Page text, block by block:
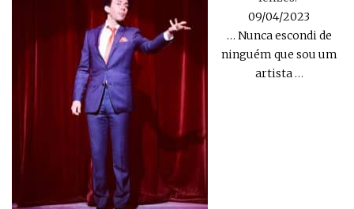
09/04/2023
… Nunca escondi de
ninguém que sou um
artista …